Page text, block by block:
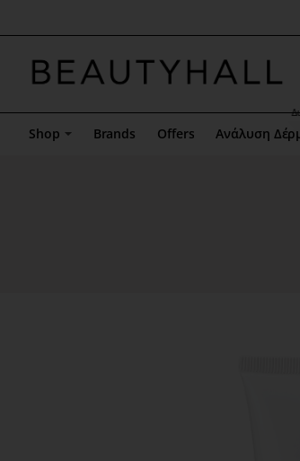
5
Shop Brands Offers Ανάλυση